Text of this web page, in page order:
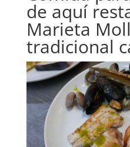
de aquí
Marieta
tradicional